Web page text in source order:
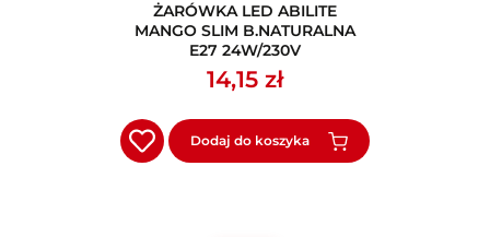
ŻARÓWKA LED ABILITE
MANGO SLIM B.NATURALNA
E27 24W/230V
14,15 zł
Dodaj do koszyka